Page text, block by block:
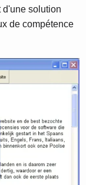
solution
de compétence